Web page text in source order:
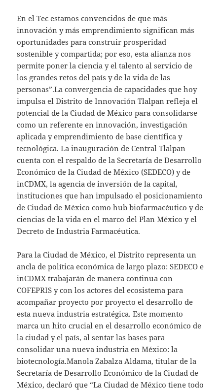
En el Tec estamos convencidos de que más
innovación y más emprendimiento significan más
oportunidades para construir prosperidad
sostenible y compartida; por eso, esta alianza nos
permite poner la ciencia y el talento al servicio de
los grandes retos del país y de la vida de las
personas”.La convergencia de capacidades que hoy
impulsa el Distrito de Innovación Tlalpan refleja el
potencial de la Ciudad de México para consolidarse
como un referente en innovación, investigación
aplicada y emprendimiento de base científica y
tecnológica. La inauguración de Central Tlalpan
cuenta con el respaldo de la Secretaría de Desarrollo
Económico de la Ciudad de México (SEDECO) y de
inCDMX, la agencia de inversión de la capital,
instituciones que han impulsado el posicionamiento
de Ciudad de México como hub biofarmacéutico y de
ciencias de la vida en el marco del Plan México y el
Decreto de Industria Farmacéutica.
Para la Ciudad de México, el Distrito representa un
ancla de política económica de largo plazo: SEDECO e
inCDMX trabajarán de manera continua con
COFEPRIS y con los actores del ecosistema para
acompañar proyecto por proyecto el desarrollo de
esta nueva industria estratégica. Este momento
marca un hito crucial en el desarrollo económico de
la ciudad y el país, al sentar las bases para
consolidar una nueva industria en México: la
biotecnología.Manola Zabalza Aldama, titular de la
Secretaría de Desarrollo Económico de la Ciudad de
México, declaró que “La Ciudad de México tiene todo